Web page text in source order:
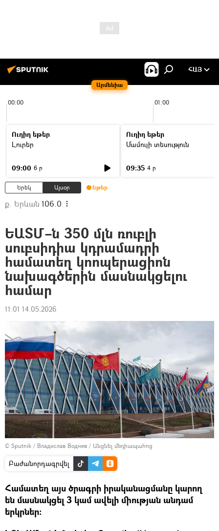
Արմենիա
ՀԱՅ
00:00 01:00
Ուղիղ եթեր
Լուրեր
09:00 6 ր
Ուղիղ եթեր
Մամուլի տեսություն
09:35 4 ր
Երեկ Այսօր Եթեր
ք. Երևան 106.0
ԵԱՏՄ–ն 350 մլն ռուբլի
սուբսիդիա կդրամադրի
համատեղ կոոպերացիոն
նախագծերին մասնակցելու
համար
11:01 14.05.2026
© Sputnik / Владислав Воднев / Անցնել մեդիապահոց
Բաժանորդագրվել
Համատեղ այս ծրագրի իրականացմանը կարող
են մասնակցել 3 կամ ավելի միության անդամ
երկրներ։